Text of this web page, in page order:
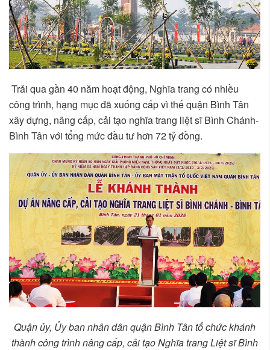
Trải qua gần 40 năm hoạt động, Nghĩa trang có nhiều
công trình, hạng mục đã xuống cấp vì thế quận Bình Tân
xây dựng, nâng cấp, cải tạo nghĩa trang liệt sĩ Bình Chánh-
Bình Tân với tổng mức đầu tư hơn 72 tỷ đồng.
Quận ủy, Ủy ban nhân dân quận Bình Tân tổ chức khánh
thành công trình nâng cấp, cải tạo Nghĩa trang Liệt sĩ Bình